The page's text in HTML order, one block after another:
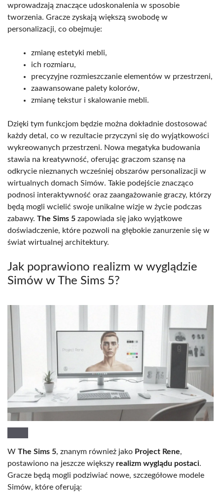
wprowadzają znaczące udoskonalenia w sposobie
tworzenia. Gracze zyskają większą swobodę w
personalizacji, co obejmuje:
zmianę estetyki mebli,
ich rozmiaru,
precyzyjne rozmieszczanie elementów w przestrzeni,
zaawansowane palety kolorów,
zmianę tekstur i skalowanie mebli.
Dzięki tym funkcjom będzie można dokładnie dostosować
każdy detal, co w rezultacie przyczyni się do wyjątkowości
wykreowanych przestrzeni. Nowa megatyka budowania
stawia na kreatywność, oferując graczom szansę na
odkrycie nieznanych wcześniej obszarów personalizacji w
wirtualnych domach Simów. Takie podejście znacząco
podnosi interaktywność oraz zaangażowanie graczy, którzy
będą mogli wcielić swoje unikalne wizje w życie podczas
zabawy. The Sims 5 zapowiada się jako wyjątkowe
doświadczenie, które pozwoli na głębokie zanurzenie się w
świat wirtualnej architektury.
Jak poprawiono realizm w wyglądzie
Simów w The Sims 5?
W The Sims 5, znanym również jako Project Rene,
postawiono na jeszcze większy realizm wyglądu postaci.
Gracze będą mogli podziwiać nowe, szczegółowe modele
Simów, które oferują: